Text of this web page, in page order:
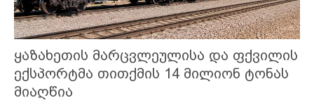
ყაზახეთის მარცვლეულისა და ფქვილის
ექსპორტმა თითქმის 14 მილიონ ტონას
მიაღწია